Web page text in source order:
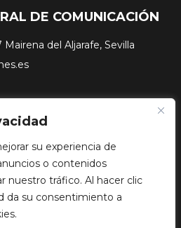
su experiencia de
o contenidos
nuestro tráfico. Al hacer clic
da su consentimiento a
DE COMUNICACIÓN
Mairena del Aljarafe, Sevilla